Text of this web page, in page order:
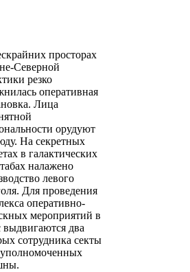
просторах
Северной
резко
оперативная
Лица
орудуют
На секретных
в галактических
налажено
левого
Для проведения
оперативно-
мероприятий в
выдвигаются два
сотрудника секты